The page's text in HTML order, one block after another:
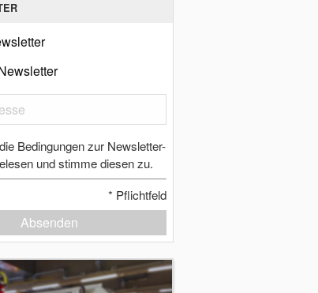
Bedingungen zur Newsletter-
und stimme diesen zu.
* Pflichtfeld
Absenden